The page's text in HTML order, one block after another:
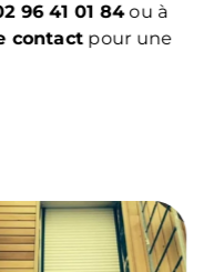
96 41 01 84ou à
contactpour une